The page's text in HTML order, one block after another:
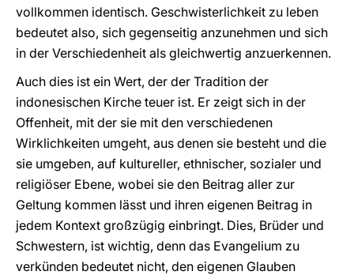
vollkommen identisch. Geschwisterlichkeit zu leben
bedeutet also, sich gegenseitig anzunehmen und sich
in der Verschiedenheit als gleichwertig anzuerkennen.
Auch dies ist ein Wert, der der Tradition der
indonesischen Kirche teuer ist. Er zeigt sich in der
Offenheit, mit der sie mit den verschiedenen
Wirklichkeiten umgeht, aus denen sie besteht und die
sie umgeben, auf kultureller, ethnischer, sozialer und
religiöser Ebene, wobei sie den Beitrag aller zur
Geltung kommen lässt und ihren eigenen Beitrag in
jedem Kontext großzügig einbringt. Dies, Brüder und
Schwestern, ist wichtig, denn das Evangelium zu
verkünden bedeutet nicht, den eigenen Glauben